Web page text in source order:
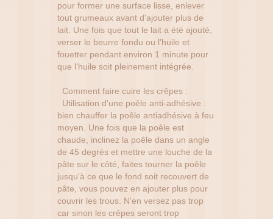
pour former une surface lisse, enlever
tout grumeaux avant d'ajouter plus de
lait. Une fois que tout le lait a été ajouté,
verser le beurre fondu ou l'huile et
fouetter pendant environ 1 minute pour
que l'huile soit pleinement intégrée.
Comment faire cuire les crêpes :
Utilisation d'une poêle anti-adhésive :
bien chauffer la poêle antiadhésive à feu
moyen. Une fois que la poêle est
chaude, inclinez la poêle dans un angle
de 45 degrés et mettre une louche de la
pâte sur le côté, faites tourner la poêle
jusqu'à ce que le fond soit recouvert de
pâte, vous pouvez en ajouter plus pour
couvrir les trous. N'en versez pas trop
car sinon les crêpes seront trop